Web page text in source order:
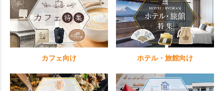
カフェ向け ホテル・旅館向け